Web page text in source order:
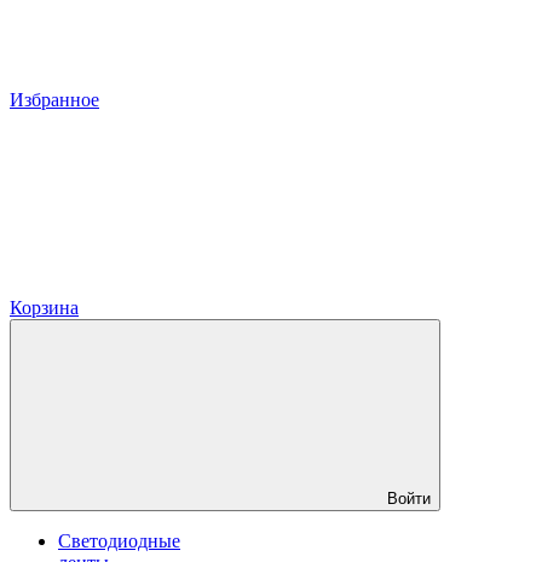
Избранное
Корзина
Войти
Светодиодные